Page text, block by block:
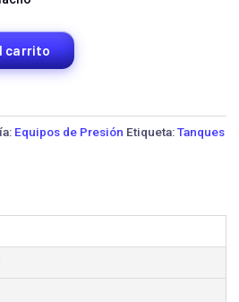
carrito
Equipos de Presión Etiqueta:Tanques